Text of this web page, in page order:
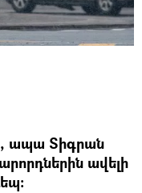
ապա Տիգրան
ավելի